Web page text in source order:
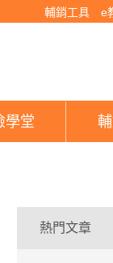
輔銷工具 e
列「信用觀察負向
學堂
熱門文章